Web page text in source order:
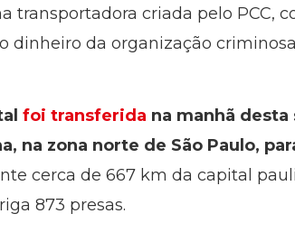
transportadora criada pelo PCC,
dinheiro da organização
foi transferida na manhã desta
na zona norte de São Paulo,
cerca de 667 km da capital
873 presas.